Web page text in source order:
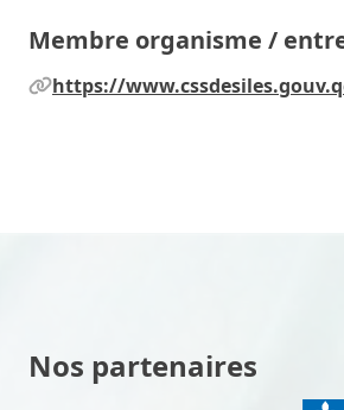
Membre organisme /
https://
Nos partenaires